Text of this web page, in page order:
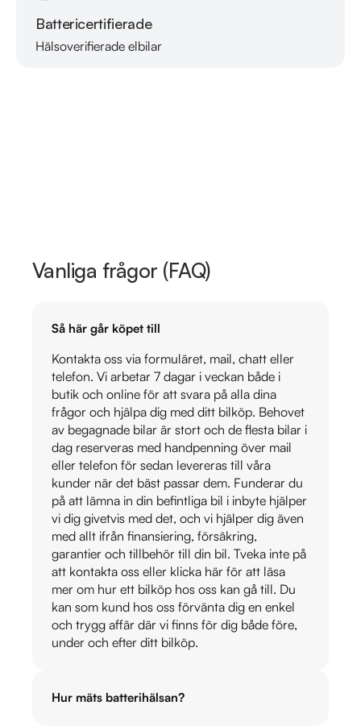
Battericertifierade
Hälsoverifierade elbilar
Läs mer om oss
Vanliga frågor (FAQ)
Så här går köpet till
Kontakta oss via formuläret, mail, chatt eller
telefon. Vi arbetar 7 dagar i veckan både i
butik och online för att svara på alla dina
frågor och hjälpa dig med ditt bilköp. Behovet
av begagnade bilar är stort och de flesta bilar i
dag reserveras med handpenning över mail
eller telefon för sedan levereras till våra
kunder när det bäst passar dem. Funderar du
på att lämna in din befintliga bil i inbyte hjälper
vi dig givetvis med det, och vi hjälper dig även
med allt ifrån finansiering, försäkring,
garantier och tillbehör till din bil. Tveka inte på
att kontakta oss eller klicka här för att läsa
mer om hur ett bilköp hos oss kan gå till. Du
kan som kund hos oss förvänta dig en enkel
och trygg affär där vi finns för dig både före,
under och efter ditt bilköp.
Hur mäts batterihälsan?